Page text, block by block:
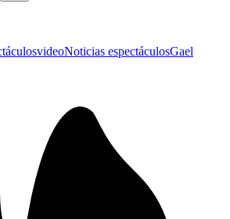
videoNoticias espectáculosGael